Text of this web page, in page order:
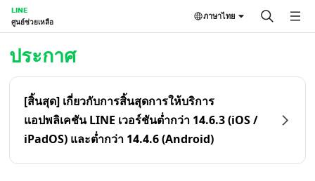
LINE
ศูนย์ช่วยเหลือ
ภาษาไทย
ประกาศ
[สิ้นสุด] เกี่ยวกับการสิ้นสุดการให้บริการ
แอปพลิเคชัน LINE เวอร์ชันต่ำกว่า 14.6.3 (iOS /
iPadOS) และต่ำกว่า 14.4.6 (Android)